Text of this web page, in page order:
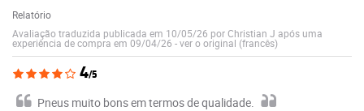
Relatório
Avaliação traduzida publicada em 10/05/26 por Christian J após uma
experiência de compra em 09/04/26 -ver o original (francês)
4/5
Pneus muito bons em termos de qualidade.